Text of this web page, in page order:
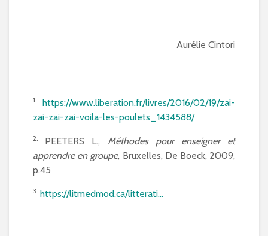
Aurélie Cintori
1.
https://www.liberation.fr/livres/2016/02/19/zai-
zai-zai-zai-voila-les-poulets_1434588/
2. PEETERS L., Méthodes pour enseigner et
apprendre en groupe, Bruxelles, De Boeck, 2009,
p.45
3. https://litmedmod.ca/litterati...